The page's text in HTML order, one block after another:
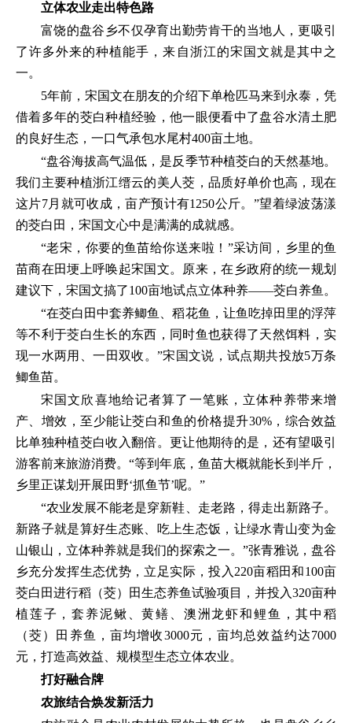
立体农业走出特色路
富饶的盘谷乡不仅孕育出勤劳肯干的当地人，更吸引
了许多外来的种植能手，来自浙江的宋国文就是其中之
一。
5年前，宋国文在朋友的介绍下单枪匹马来到永泰，凭
借着多年的茭白种植经验，他一眼便看中了盘谷水清土肥
的良好生态，一口气承包水尾村400亩土地。
“盘谷海拔高气温低，是反季节种植茭白的天然基地。
我们主要种植浙江缙云的美人茭，品质好单价也高，现在
这片7月就可收成，亩产预计有1250公斤。”望着绿波荡漾
的茭白田，宋国文心中是满满的成就感。
“老宋，你要的鱼苗给你送来啦！”采访间，乡里的鱼
苗商在田埂上呼唤起宋国文。原来，在乡政府的统一规划
建议下，宋国文搞了100亩地试点立体种养——茭白养鱼。
“在茭白田中套养鲫鱼、稻花鱼，让鱼吃掉田里的浮萍
等不利于茭白生长的东西，同时鱼也获得了天然饵料，实
现一水两用、一田双收。”宋国文说，试点期共投放5万条
鲫鱼苗。
宋国文欣喜地给记者算了一笔账，立体种养带来增
产、增效，至少能让茭白和鱼的价格提升30%，综合效益
比单独种植茭白收入翻倍。更让他期待的是，还有望吸引
游客前来旅游消费。“等到年底，鱼苗大概就能长到半斤，
乡里正谋划开展田野‘抓鱼节’呢。”
“农业发展不能老是穿新鞋、走老路，得走出新路子。
新路子就是算好生态账、吃上生态饭，让绿水青山变为金
山银山，立体种养就是我们的探索之一。”张青雅说，盘谷
乡充分发挥生态优势，立足实际，投入220亩稻田和100亩
茭白田进行稻（茭）田生态养鱼试验项目，并投入320亩种
植莲子，套养泥鳅、黄鳝、澳洲龙虾和鲤鱼，其中稻
（茭）田养鱼，亩均增收3000元，亩均总效益约达7000
元，打造高效益、规模型生态立体农业。
打好融合牌
农旅结合焕发新活力